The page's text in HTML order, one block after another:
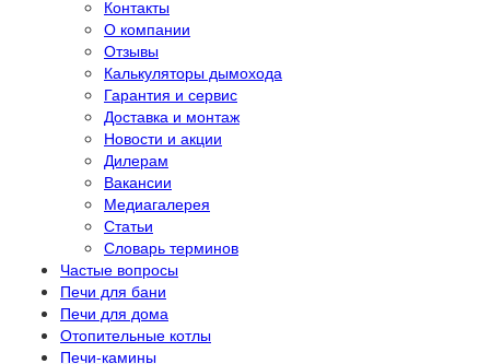
Контакты
О компании
Отзывы
Калькуляторы дымохода
Гарантия и сервис
Доставка и монтаж
Новости и акции
Дилерам
Вакансии
Медиагалерея
Статьи
Словарь терминов
Частые вопросы
Печи для бани
Печи для дома
Отопительные котлы
Печи-камины